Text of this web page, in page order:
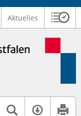
Aktuelles
Textsuche